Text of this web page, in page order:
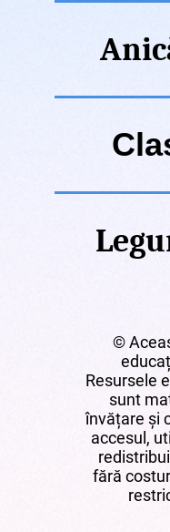
©
Resursele
sunt
învățare și
accesul,
fără